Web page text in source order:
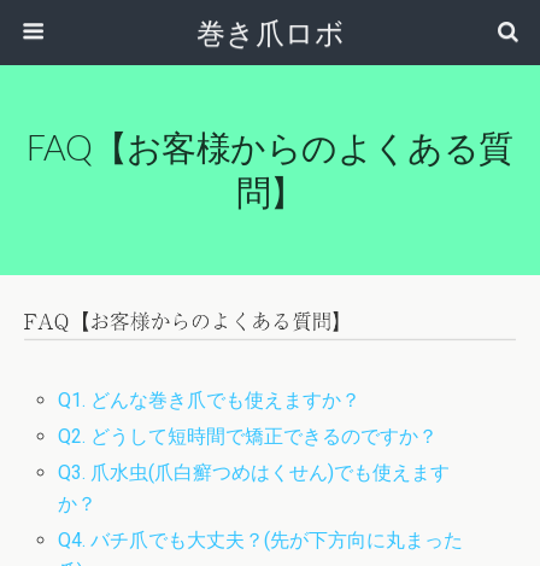
巻き爪ロボ
FAQ【お客様からのよくある質
問】
Q1. どんな巻き爪でも使えますか？
Q2. どうして短時間で矯正できるのですか？
Q3. 爪水虫(爪白癬つめはくせん)でも使えます
か？
Q4. バチ爪でも大丈夫？(先が下方向に丸まった